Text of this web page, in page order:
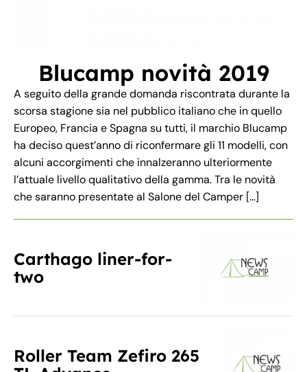
Blucamp novità 2019
A seguito della grande domanda riscontrata durante la
scorsa stagione sia nel pubblico italiano che in quello
Europeo, Francia e Spagna su tutti, il marchio Blucamp
ha deciso quest’anno di riconfermare gli 11 modelli, con
alcuni accorgimenti che innalzeranno ulteriormente
l’attuale livello qualitativo della gamma. Tra le novità
che saranno presentate al Salone del Camper […]
Carthago liner-for-
two
Roller Team Zefiro 265